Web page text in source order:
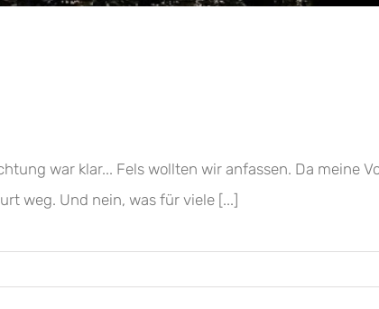
war klar... Fels wollten wir anfassen. Da meine
weg. Und nein, was für viele [...]